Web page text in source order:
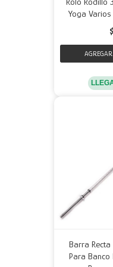
Yoga Varios
Barra
Para Banco